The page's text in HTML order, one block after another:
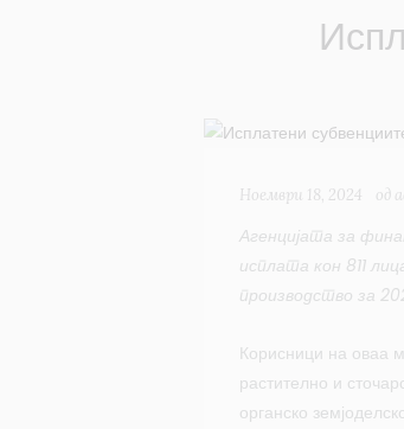
Ноември 18, 2024 од
Агенцијата за
исплата кон 811
производство за
Корисници на оваа
растително и
органско